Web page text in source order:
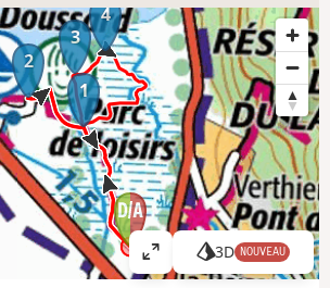
1
2
3
4
A
3D NOUVEAU